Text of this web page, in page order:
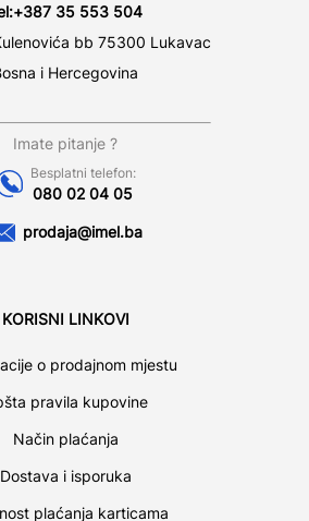
+387 35 553 504
bb 75300 Lukavac
i Hercegovina
Imate pitanje ?
Besplatni telefon:
080 02 04 05
prodaja@imel.ba
KORISNI LINKOVI
o prodajnom mjestu
pravila kupovine
Način plaćanja
Dostava i isporuka
plaćanja karticama